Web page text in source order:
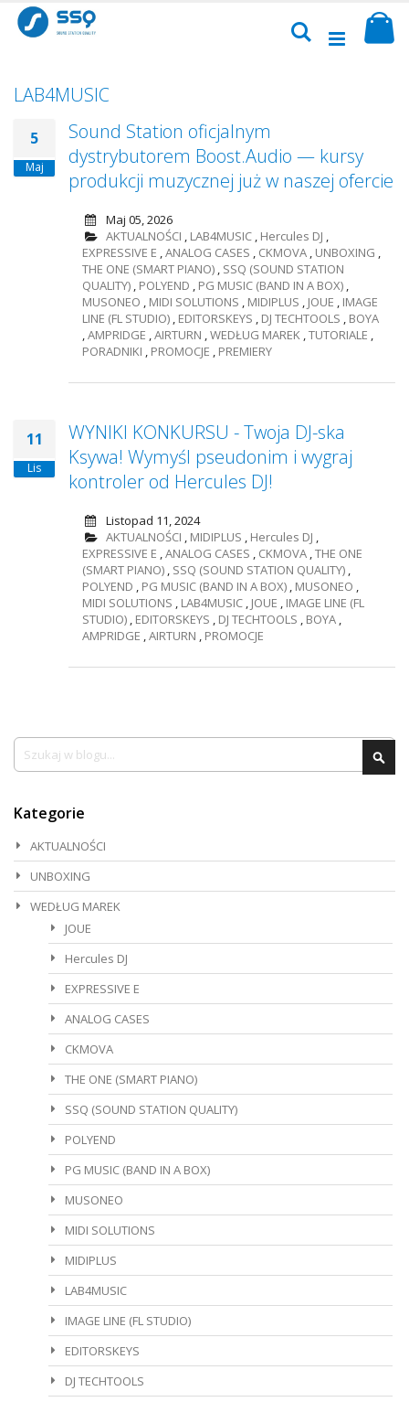
Przejdź
do
treści
Szukaj
LAB4MUSIC
5
Maj
Sound Station oficjalnym
dystrybutorem Boost.Audio — kursy
produkcji muzycznej już w naszej ofercie
Maj 05, 2026
AKTUALNOŚCI , LAB4MUSIC , Hercules DJ ,
EXPRESSIVE E ,ANALOG CASES , CKMOVA , UNBOXING ,
THE ONE (SMART PIANO) , SSQ (SOUND STATION
QUALITY) , POLYEND , PG MUSIC (BAND IN A BOX) ,
MUSONEO , MIDI SOLUTIONS , MIDIPLUS , JOUE , IMAGE
LINE (FL STUDIO) , EDITORSKEYS , DJ TECHTOOLS , BOYA
,AMPRIDGE ,AIRTURN ,WEDŁUG MAREK ,TUTORIALE ,
PORADNIKI , PROMOCJE , PREMIERY
11
Lis
WYNIKI KONKURSU - Twoja DJ-ska
Ksywa! Wymyśl pseudonim i wygraj
kontroler od Hercules DJ!
Listopad 11, 2024
AKTUALNOŚCI , MIDIPLUS , Hercules DJ ,
EXPRESSIVE E ,ANALOG CASES , CKMOVA ,THE ONE
(SMART PIANO) , SSQ (SOUND STATION QUALITY) ,
POLYEND , PG MUSIC (BAND IN A BOX) , MUSONEO ,
MIDI SOLUTIONS , LAB4MUSIC , JOUE , IMAGE LINE (FL
STUDIO) , EDITORSKEYS , DJ TECHTOOLS , BOYA ,
AMPRIDGE ,AIRTURN , PROMOCJE
Szukaj
Kategorie
AKTUALNOŚCI
UNBOXING
WEDŁUG MAREK
JOUE
Hercules DJ
EXPRESSIVE E
ANALOG CASES
CKMOVA
THE ONE (SMART PIANO)
SSQ (SOUND STATION QUALITY)
POLYEND
PG MUSIC (BAND IN A BOX)
MUSONEO
MIDI SOLUTIONS
MIDIPLUS
LAB4MUSIC
IMAGE LINE (FL STUDIO)
EDITORSKEYS
DJ TECHTOOLS